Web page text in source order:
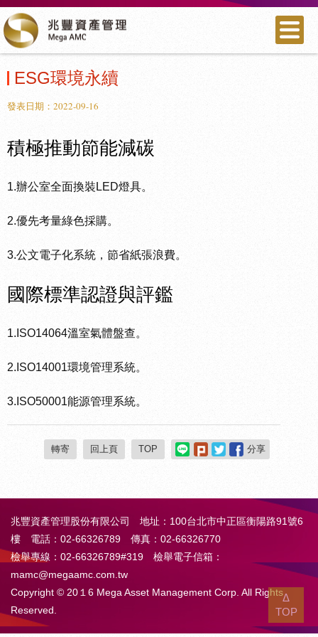
Δ
TOP
ESG環境永續
發表日期：2022-09-16
積極推動節能減碳
1.辦公室全面換裝LED燈具。
2.優先考量綠色採購。
3.公文電子化系統，節省紙張浪費。
國際標準認證與評鑑
1.ISO14064溫室氣體盤查。
2.ISO14001環境管理系統。
3.ISO50001能源管理系統。
轉寄 回上頁 TOP 分享
兆豐資產管理股份有限公司 地址：100台北市中正區衡陽路91號6
樓 電話：02-66326789 傳真：02-66326770
檢舉專線：02-66326789#319 檢舉電子信箱：
mamc@megaamc.com.tw
Copyright © 20１6 Mega Asset Management Corp. All Rights
Reserved.